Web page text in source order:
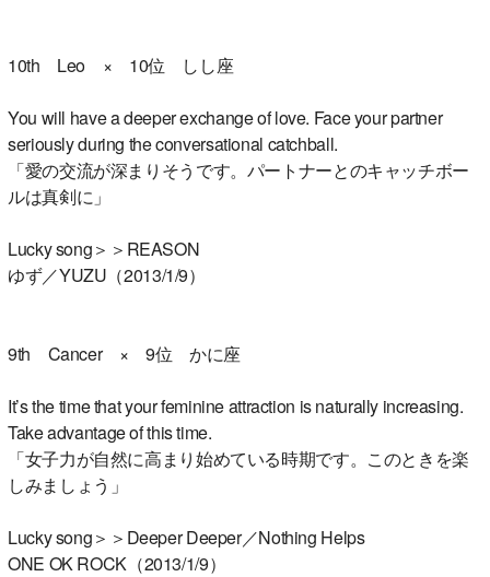
10th Leo × 10位 しし座
You will have a deeper exchange of love. Face your partner
seriously during the conversational catchball.
「愛の交流が深まりそうです。パートナーとのキャッチボー
ルは真剣に」
Lucky song＞＞REASON
ゆず／YUZU（2013/1/9）
9th Cancer × 9位 かに座
It’s the time that your feminine attraction is naturally increasing.
Take advantage of this time.
「女子力が自然に高まり始めている時期です。このときを楽
しみましょう」
Lucky song＞＞Deeper Deeper／Nothing Helps
ONE OK ROCK（2013/1/9）